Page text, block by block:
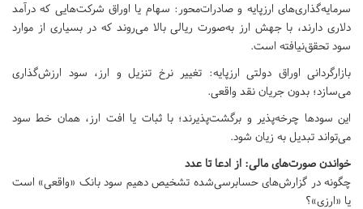
سرمایه‌گذاری‌های ارزپایه و صادرات‌محور: سهام یا اوراق شرکت‌هایی که درآمد
دلاری دارند، با جهش ارز به‌صورت ریالی بالا می‌روند که در بسیاری از موارد
سود تحقق‌نیافته است.
بازارگردانی اوراق دولتی ارزپایه: تغییر نرخ تنزیل و ارز، سود ارزش‌گذاری
می‌سازد؛ بدون جریان نقد واقعی.
این سودها چرخه‌پذیر و برگشت‌پذیرند؛ با ثبات یا افت ارز، همان خط سود
می‌تواند تبدیل به زیان شود.
خواندن صورت‌های مالی: از ادعا تا عدد
چگونه در گزارش‌های حسابرسی‌شده تشخیص دهیم سود بانک «واقعی» است
یا «ارزی»؟